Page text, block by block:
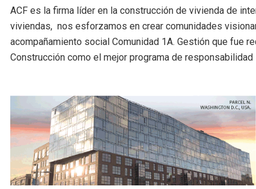
ACF es la firma líder en la construcción de vivienda de
viviendas, nos esforzamos en crear comunidades
acompañamiento social Comunidad 1A. Gestión que fue
Construcción como el mejor programa de